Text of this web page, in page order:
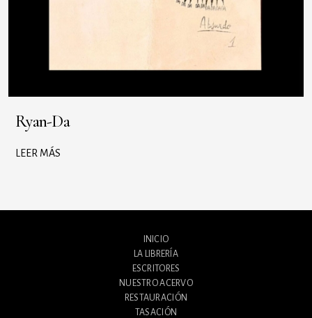
Ryan-Da
LEER MÁS
INICIO
LA LIBRERÍA
ESCRITORES
NUESTRO ACERVO
RESTAURACIÓN
TASACIÓN